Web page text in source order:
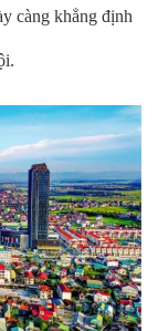
càng khẳng định